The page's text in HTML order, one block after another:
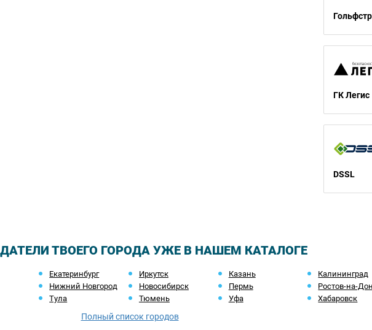
ГК Легис
DSSL
ТВОЕГО ГОРОДА УЖЕ В НАШЕМ КАТАЛОГЕ
Екатеринбург Иркутск Казань Калининград
Нижний Новгород Новосибирск Пермь Ростов-на-
Тула Тюмень Уфа Хабаровск
Полный список городов